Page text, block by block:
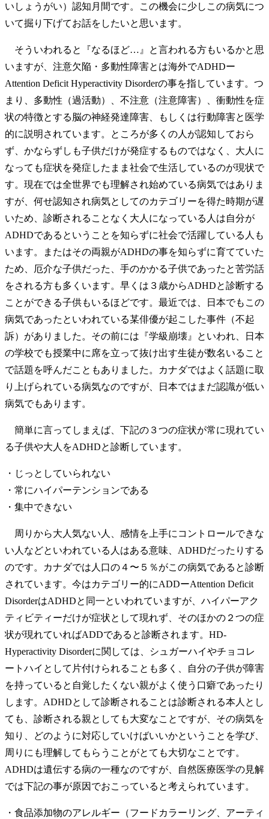
いしょうがい）認知月間です。この機会に少しこの病気につ
いて掘り下げてお話をしたいと思います。
そういわれると『なるほど…』と言われる方もいるかと思
いますが、注意欠陥・多動性障害とは海外でADHDー
Attention Deficit Hyperactivity Disorderの事を指しています。つ
まり、多動性（過活動）、不注意（注意障害）、衝動性を症
状の特徴とする脳の神経発達障害、もしくは行動障害と医学
的に説明されています。ところが多くの人が認知しておら
ず、かならずしも子供だけが発症するものではなく、大人に
なっても症状を発症したまま社会で生活しているのが現状で
す。現在では全世界でも理解され始めている病気ではありま
すが、何せ認知され病気としてのカテゴリーを得た時期が遅
いため、診断されることなく大人になっている人は自分が
ADHDであるということを知らずに社会で活躍している人も
います。またはその両親がADHDの事を知らずに育てていた
ため、厄介な子供だった、手のかかる子供であったと苦労話
をされる方も多くいます。早くは３歳からADHDと診断する
ことができる子供もいるほどです。最近では、日本でもこの
病気であったといわれている某俳優が起こした事件（不起
訴）がありました。その前には『学級崩壊』といわれ、日本
の学校でも授業中に席を立って抜け出す生徒が数名いること
で話題を呼んだこともありました。カナダではよく話題に取
り上げられている病気なのですが、日本ではまだ認識が低い
病気でもあります。
簡単に言ってしまえば、下記の３つの症状が常に現れてい
る子供や大人をADHDと診断しています。
・じっとしていられない
・常にハイパーテンションである
・集中できない
周りから大人気ない人、感情を上手にコントロールできな
い人などといわれている人はある意味、ADHDだったりする
のです。カナダでは人口の４〜５％がこの病気であると診断
されています。今はカテゴリー的にADDーAttention Deficit
DisorderはADHDと同一といわれていますが、ハイパーアク
ティビティーだけが症状として現れず、そのほかの２つの症
状が現れていればADDであると診断されます。HD-
Hyperactivity Disorderに関しては、シュガーハイやチョコレ
ートハイとして片付けられることも多く、自分の子供が障害
を持っていると自覚したくない親がよく使う口癖であったり
します。ADHDとして診断されることは診断される本人とし
ても、診断される親としても大変なことですが、その病気を
知り、どのように対応していけばいいかということを学び、
周りにも理解してもらうことがとても大切なことです。
ADHDは遺伝する病の一種なのですが、自然医療医学の見解
では下記の事が原因でおこっていると考えられています。
・食品添加物のアレルギー（フードカラーリング、アーティ